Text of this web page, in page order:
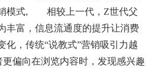
模式, 相较上一代，Z世代父
丰富，信息流通度的提升让消费
化，传统“说教式”营销吸引力越
偏向在浏览内容时，发现感兴趣